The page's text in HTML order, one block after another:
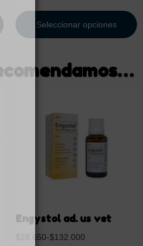
de 5
Seleccionar opciones
Engystol ad. us vet
28.650-$132.000